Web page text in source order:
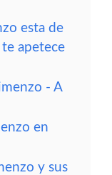
esta de
apetece
- A
en
y sus